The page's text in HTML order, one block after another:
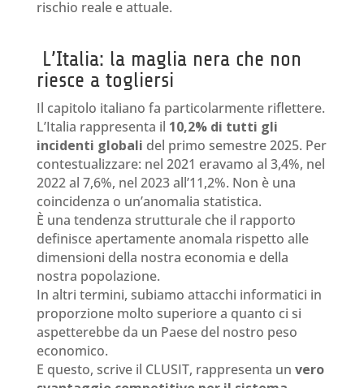
rischio reale e attuale.
L’Italia: la maglia nera che non
riesce a togliersi
Il capitolo italiano fa particolarmente riflettere.
L’Italia rappresenta il 10,2% di tutti gli
incidenti globali del primo semestre 2025. Per
contestualizzare: nel 2021 eravamo al 3,4%, nel
2022 al 7,6%, nel 2023 all’11,2%. Non è una
coincidenza o un’anomalia statistica.
È una tendenza strutturale che il rapporto
definisce apertamente anomala rispetto alle
dimensioni della nostra economia e della
nostra popolazione.
In altri termini, subiamo attacchi informatici in
proporzione molto superiore a quanto ci si
aspetterebbe da un Paese del nostro peso
economico.
E questo, scrive il CLUSIT, rappresenta un vero